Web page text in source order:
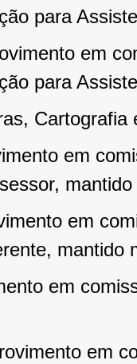
para
em
para
Cartografia
em
em
mantido
em
em